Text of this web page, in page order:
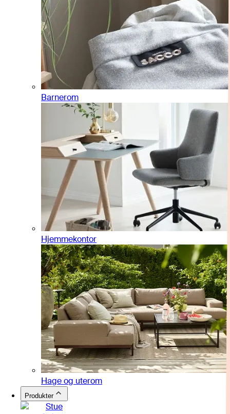
Barnerom
Hjemmekontor
Hage og uterom
Produkter
Stue